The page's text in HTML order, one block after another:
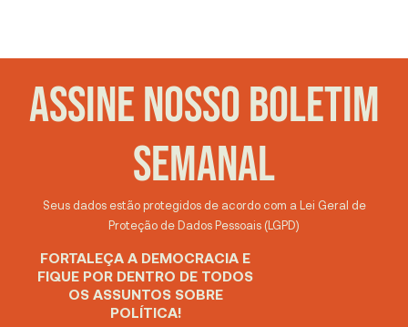
ASSINE NOSSO BOLETIM
SEMANAL
Seus dados estão protegidos de acordo com a Lei Geral de
Proteção de Dados Pessoais (LGPD)
FORTALEÇA A DEMOCRACIA E
FIQUE POR DENTRO DE TODOS
OS ASSUNTOS SOBRE
POLÍTICA!